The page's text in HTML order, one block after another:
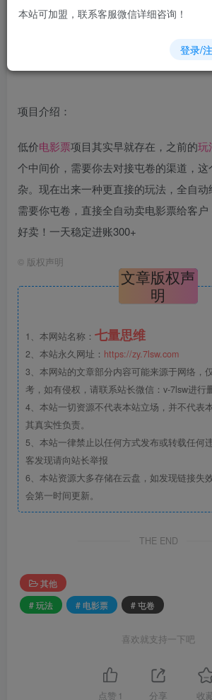
项目介绍：
低价电影票项目其实早就存在，之前的玩
个中间价，需要你去对接屯卷的渠道，这
杂。现在出来一种更直接的玩法，全自
需要你屯卷，直接全自动卖电影票给客
好卖！一天稳定进账300+
© 版权声明
文章版权声
明
1、本网站名称： 七量思维
2、本站永久网址： https://zy.7lsw.com
3、本网站的文章部分内容可能来源于网络，
考，如有侵权，请联系站长微信：v-7lsw进行
4、本站一切资源不代表本站立场，并不代表
其真实性负责。
5、本站一律禁止以任何方式发布或转载任何
客发现请向站长举报
6、本站资源大多存储在云盘，如发现链接失
会第一时间更新。
THE END
其他
# 玩法
# 电影票 # 屯卷
喜欢就支持一下吧
点赞 1 分享 收
本站可加盟，联系客服微信详细咨询！
登录/